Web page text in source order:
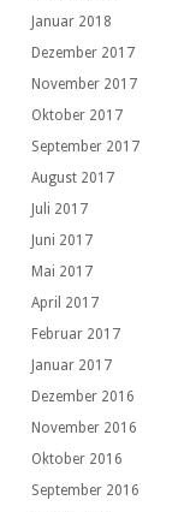
Januar 2018
Dezember 2017
November 2017
Oktober 2017
September 2017
August 2017
Juli 2017
Juni 2017
Mai 2017
April 2017
Februar 2017
Januar 2017
Dezember 2016
November 2016
Oktober 2016
September 2016